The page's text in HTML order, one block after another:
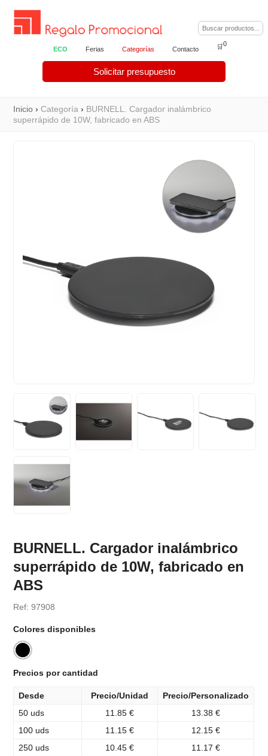
ECO Ferias Categorías Contacto
Solicitar presupuesto
🛒0
Inicio ›Categoría › BURNELL. Cargador inalámbrico
superrápido de 10W, fabricado en ABS
BURNELL. Cargador inalámbrico
superrápido de 10W, fabricado en
ABS
Ref: 97908
Colores disponibles
Precios por cantidad
Desde Precio/Unidad
Precio/Personalizado
50 uds
11.85 €
13.38 €
100 uds
11.15 €
12.15 €
250 uds
10.45 €
11.17 €